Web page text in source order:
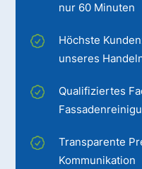
nur 60 Minuten
Höchste
unseres
Qualifiziertes
Transparente
Kommunikation